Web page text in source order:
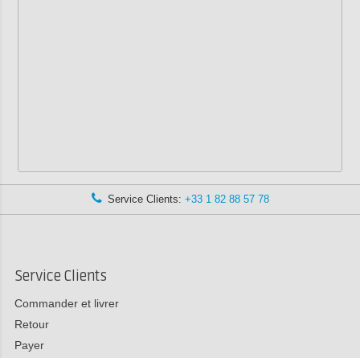
Service Clients: +33 1 82 88 57 78
Service Clients
Commander et livrer
Retour
Payer